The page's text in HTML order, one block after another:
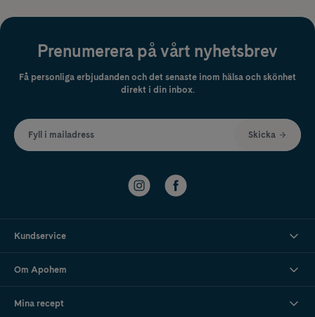
Prenumerera på vårt nyhetsbrev
Få personliga erbjudanden och det senaste inom hälsa och skönhet
direkt i din inbox.
Fyll i mailadress Skicka
Kundservice
Om Apohem
Mina recept